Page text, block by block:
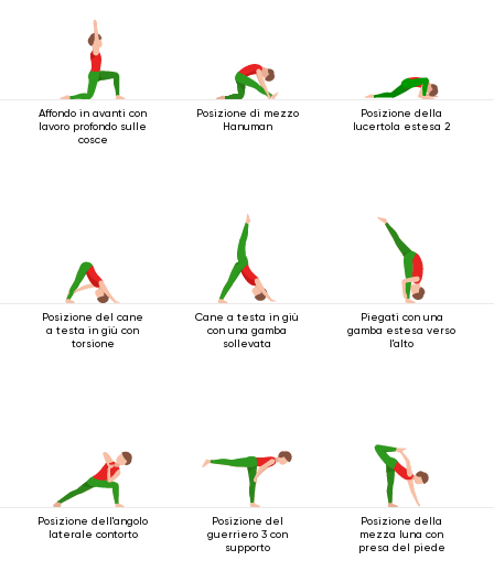
Affondo in avanti con
lavoro profondo sulle
cosce
Posizione di mezzo
Hanuman
Posizione della
lucertola estesa 2
Posizione del cane
a testa in giù con
torsione
Cane a testa in giù
con una gamba
sollevata
Piegati con una
gamba estesa verso
l'alto
Posizione dell'angolo
laterale contorto
Posizione del
guerriero 3 con
supporto
Posizione della
mezza luna con
presa del piede